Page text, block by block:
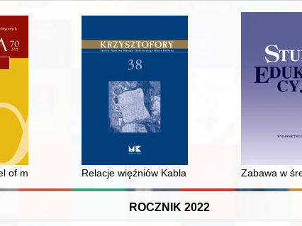
of memory work in Poland : bridge to Poland as a case study
Relacje więźniów Kabla zebrane przezZabawa w
ROCZNIK 2022